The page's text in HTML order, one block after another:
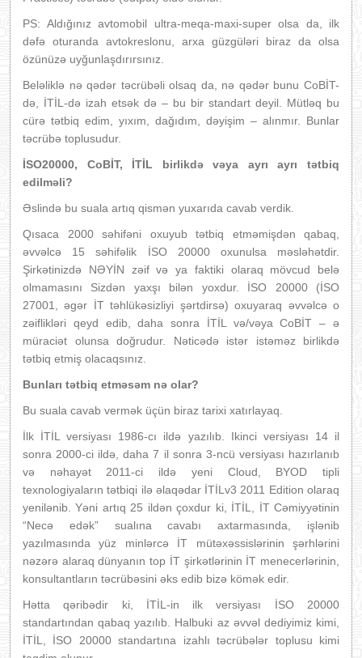
PS: Aldığınız avtomobil ultra-meqa-maxi-super olsa da, ilk
dəfə oturanda avtokreslonu, arxa güzgüləri biraz da olsa
özünüzə uyğunlaşdırırsınız.
Beləliklə nə qədər təcrübəli olsaq da, nə qədər bunu CoBİT-
də, İTİL-də izah etsək də – bu bir standart deyil. Mütləq bu
cürə tətbiq edim, yıxım, dağıdım, dəyişim – alınmır. Bunlar
təcrübə toplusudur.
İSO20000, CoBİT, İTİL birlikdə vəya ayrı ayrı tətbiq
edilməli?
Əslində bu suala artıq qismən yuxarıda cavab verdik.
Qısaca 2000 səhifəni oxuyub tətbiq etməmişdən qabaq,
əvvəlcə 15 səhifəlik İSO 20000 oxunulsa məsləhətdir.
Şirkətinizdə NƏYİN zəif və ya faktiki olaraq mövcud belə
olmamasını Sizdən yaxşı bilən yoxdur. İSO 20000 (İSO
27001, əgər İT təhlükəsizliyi şərtdirsə) oxuyaraq əvvəlcə o
zəiflikləri qeyd edib, daha sonra İTİL və/vəya CoBİT – ə
müraciət olunsa doğrudur. Nəticədə istər istəməz birlikdə
tətbiq etmiş olacaqsınız.
Bunları tətbiq etməsəm nə olar?
Bu suala cavab vermək üçün biraz tarixi xatırlayaq.
İlk İTİL versiyası 1986-cı ildə yazılıb. Ikinci versiyası 14 il
sonra 2000-ci ildə, daha 7 il sonra 3-ncü versiyası hazırlanıb
və nəhayət 2011-ci ildə yeni Cloud, BYOD tipli
texnologiyaların tətbiqi ilə əlaqədar İTİLv3 2011 Edition olaraq
yenilənib. Yəni artıq 25 ildən çoxdur ki, İTİL, İT Cəmiyyətinin
“Necə edək” sualına cavabı axtarmasında, işlənib
yazılmasında yüz minlərcə İT mütəxəssislərinin şərhlərini
nəzərə alaraq dünyanın top İT şirkətlərinin İT menecerlərinin,
konsultantların təcrübəsini əks edib bizə kömək edir.
Hətta qəribədir ki, İTİL-in ilk versiyası İSO 20000
standartından qabaq yazılıb. Halbuki az əvvəl dediyimiz kimi,
İTİL, İSO 20000 standartına izahlı təcrübələr toplusu kimi